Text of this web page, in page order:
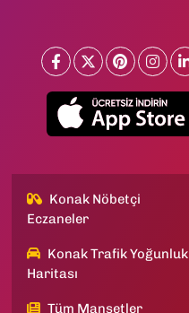
Konak Nöbetçi
Eczaneler
Konak Trafik Yoğunluk
Haritası
Tüm Manşetler